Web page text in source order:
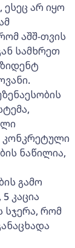
ესეც არ იყო
აშშ-თვის
სამხრეთ
კონკრეტული
ნაწილია,
გამო
კაცია
სჯერა, რომ